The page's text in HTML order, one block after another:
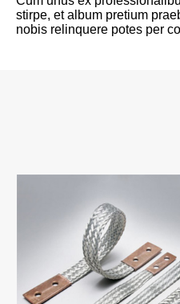
stirpe, et album pretium
nobis relinquere potes per